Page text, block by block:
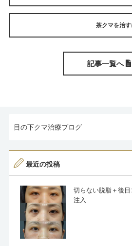
茶クマを治
記事一覧へ
目の下クマ治療ブログ
最近の投稿
切らない脱脂＋後
注入